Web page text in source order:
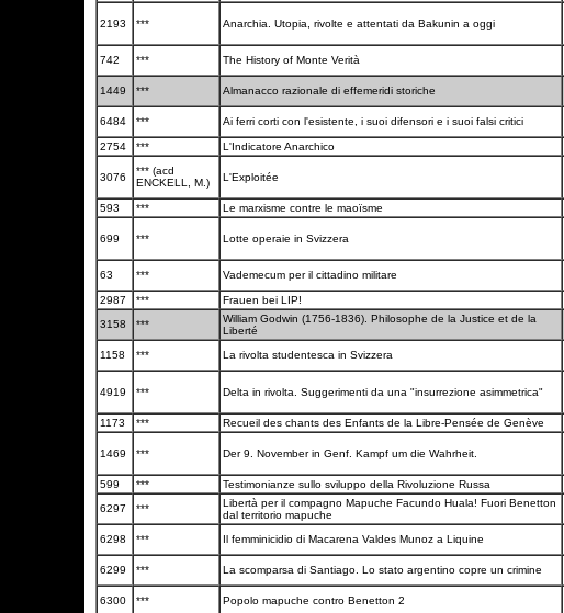
2193 *** Anarchia. Utopia, rivolte e attentati da Bakunin a oggi
742
*** The History of Monte Verità
1449
*** Almanacco razionale di effemeridi storiche
6484 *** Ai ferri corti con l'esistente, i suoi difensori e i suoi falsi critici
2754 *** L'Indicatore Anarchico
3076
*** (acd
ENCKELL, M.)
L'Exploitée
593
*** Le marxisme contre le maoïsme
699 *** Lotte operaie in Svizzera
63
*** Vademecum per il cittadino militare
2987
*** Frauen bei LIP!
3158
***
William Godwin (1756-1836). Philosophe de la Justice et de la
Liberté
1158 *** La rivolta studentesca in Svizzera
4919 *** Delta in rivolta. Suggerimenti da una "insurrezione asimmetrica"
1173
*** Recueil des chants des Enfants de la Libre-Pensée de Genève
1469 *** Der 9. November in Genf. Kampf um die Wahrheit.
599
*** Testimonianze sullo sviluppo della Rivoluzione Russa
6297
***
Libertà per il compagno Mapuche Facundo Huala! Fuori Benetton
dal territorio mapuche
6298
*** Il femminicidio di Macarena Valdes Munoz a Liquine
6299
*** La scomparsa di Santiago. Lo stato argentino copre un crimine
6300
*** Popolo mapuche contro Benetton 2